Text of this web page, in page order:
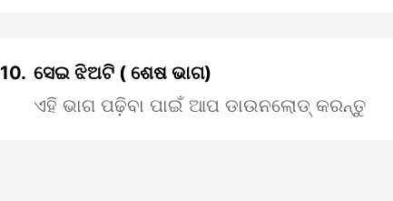
10. ସେଇ ଝିଅଟି ( ଶେଷ ଭାଗ)
ଏହି ଭାଗ ପଢ଼ିବା ପାଇଁ ଆପ ଡାଉନଲୋଡ୍ କରନ୍ତୁ